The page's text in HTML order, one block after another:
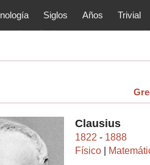
y
política, arte,
Siglos Años Trivial
Clausius
1822 - 1888
Físico